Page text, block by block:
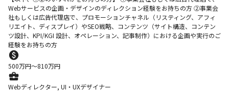
Webサービスの企画・デザインのディレクション経験をお持ちの方 ②事業会
社もしくは広告代理店で、プロモーションチャネル（リスティング、アフィ
リエイト、ディスプレイ）やSEO戦略、コンテンツ（サイト構造、コンテン
ツ設計、KPI/KGI 設計、オペレーション、記事制作）における企画や実行のご
経験をお持ちの方
500万円〜810万円
Webディレクター, UI・UXデザイナー